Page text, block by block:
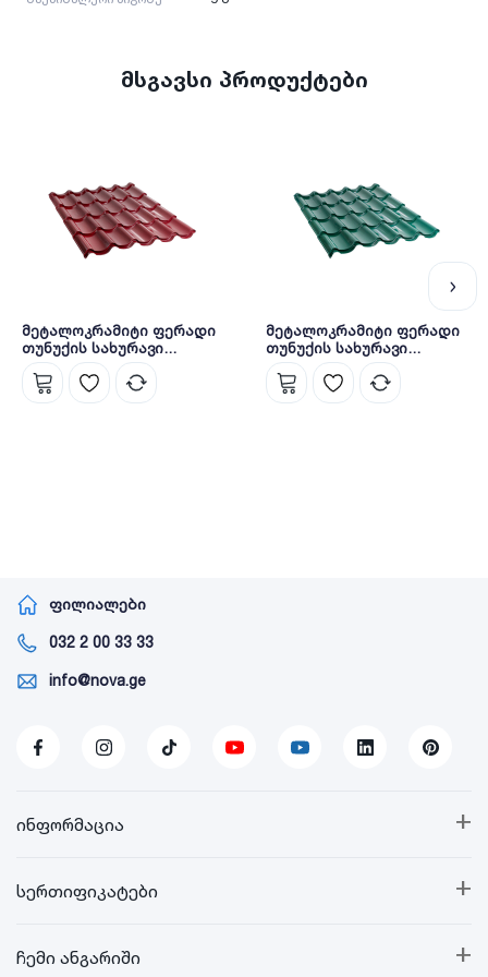
მსგავსი პროდუქტები
მეტალოკრამიტი ფერადი
თუნუქის სახურავი
0.5X1180 პრიალა RAL3005
NOVA
მეტალოკრამიტი ფერადი
თუნუქის სახურავი
0.45X1180 პრიალა RAL6005
NOVA
ფილიალები
032 2 00 33 33
info@nova.ge
+
ინფორმაცია
+
სერთიფიკატები
+
ჩემი ანგარიში